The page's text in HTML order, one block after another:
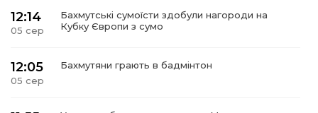
12:14
05 сер
Бахмутські сумоїсти здобули нагороди на
Кубку Європи з сумо
12:05
05 сер
Бахмутяни грають в бадмінтон